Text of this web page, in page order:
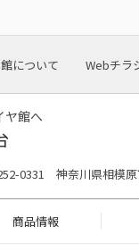
について Webチラ
ヤ館へ
0331 神奈川県相模
商品情報